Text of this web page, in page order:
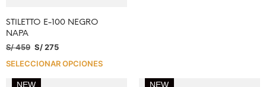
STILETTO E-100 NEGRO
NAPA
S/459 S/275
SELECCIONAR OPCIONES
NEW NEW